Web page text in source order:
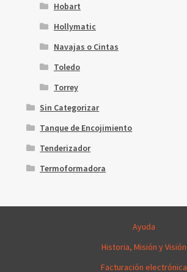
Hobart
Hollymatic
Navajas o Cintas
Toledo
Torrey
Sin Categorizar
Tanque de Encojimiento
Tenderizador
Termoformadora
Ayuda
Historia, Misión y Visión
Facturación electrónica